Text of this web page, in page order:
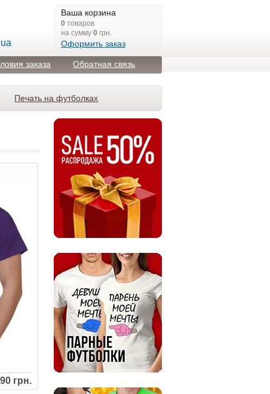
Ваша корзина
0 товаров
на сумму 0 грн.
Оформить заказ
заказа Обратная связь
Печать на футболках
грн.